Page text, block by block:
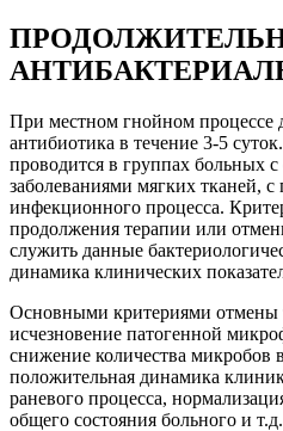
При местном гнойном процессе
антибиотика в течение 3-5
проводится в группах больных
заболеваниями мягких тканей, с
инфекционного процесса.
продолжения терапии или
служить данные
динамика клинических
Основными критериями отмены
исчезновение патогенной
снижение количества микробов
положительная динамика
раневого процесса,
общего состояния больного и т.д.